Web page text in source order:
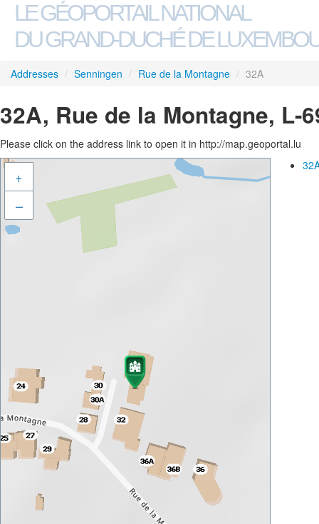
LE GÉOPORTAIL NATIONAL
DU GRAND-DUCHÉ DE
Addresses / Senningen / Rue de la Montagne / 32A
32A, Rue de la Montagne, L-
Please click on the address link to open it in http://map.geoportal.lu
+
–